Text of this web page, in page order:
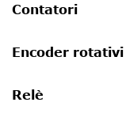
Contatori
Encoder rotativi
Relè